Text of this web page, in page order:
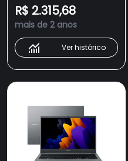
256gb Ssd Nvme, Tela
Full Hd 15.6&quot;,
Windows 11, Cinza -
Np550xda-kv3br
R$ 2.315,68
mais de 2 anos
Ver histórico